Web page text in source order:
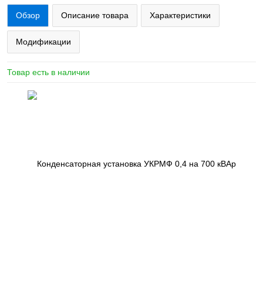
Обзор Описание товара Характеристики
Модификации
Товар есть в наличии